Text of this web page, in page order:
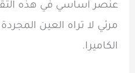
عنصر أساسي في هذه
مرئي لا تراه العين
الكاميرا.